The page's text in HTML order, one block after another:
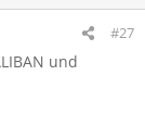
#27
und